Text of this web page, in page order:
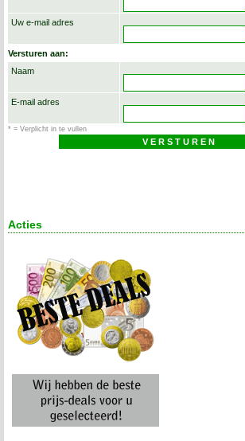
Uw e-mail adres
Versturen aan:
Naam
E-mail adres
* = Verplicht in te vullen
Acties